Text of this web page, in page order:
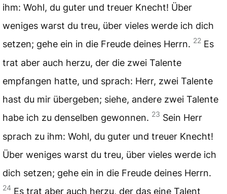
ihm: Wohl, du guter und treuer Knecht! Über
weniges warst du treu, über vieles werde ich dich
setzen; gehe ein in die Freude deines Herrn. 22 Es
trat aber auch herzu, der die zwei Talente
empfangen hatte, und sprach: Herr, zwei Talente
hast du mir übergeben; siehe, andere zwei Talente
habe ich zu denselben gewonnen. 23 Sein Herr
sprach zu ihm: Wohl, du guter und treuer Knecht!
Über weniges warst du treu, über vieles werde ich
dich setzen; gehe ein in die Freude deines Herrn.
24 Es trat aber auch herzu, der das eine Talent